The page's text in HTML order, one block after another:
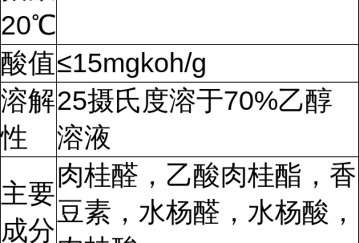
20℃
酸值≤15mgkoh/g
溶解
性
25摄氏度溶于70%乙醇
溶液
主要
成分
肉桂醛，乙酸肉桂酯，香
豆素，水杨醛，水杨酸，